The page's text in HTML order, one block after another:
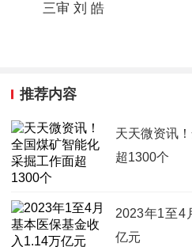
三审 刘 皓
推荐内容
天天微资讯
超1300个
2023年1至4
亿元